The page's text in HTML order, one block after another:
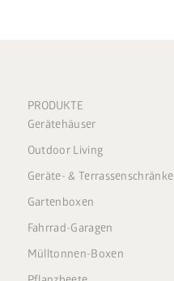
PRODUKTE
Gerätehäuser
Outdoor Living
Geräte- & Terrassenschränke
Gartenboxen
Fahrrad-Garagen
Mülltonnen-Boxen